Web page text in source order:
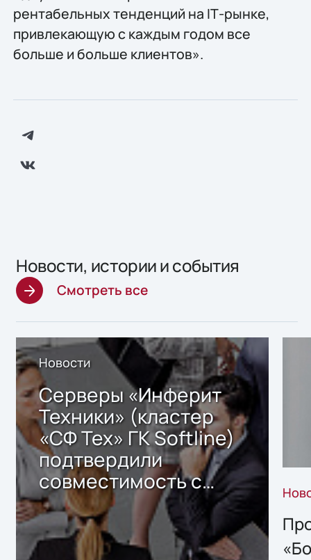
рентабельных тенденций на IТ-рынке,
привлекающую с каждым годом все
больше и больше клиентов».
Новости, истории и события
Смотреть все
Новости
Серверы «Инферит
Техники» (кластер
«СФ Тех» ГК Softline)
подтвердили
совместимость с
решением Sharx
Storage 2.x для
хранения данных